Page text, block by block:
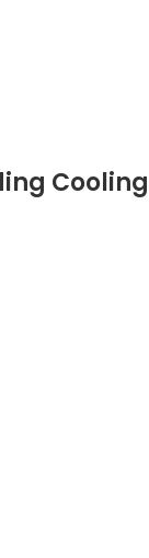
Cooling